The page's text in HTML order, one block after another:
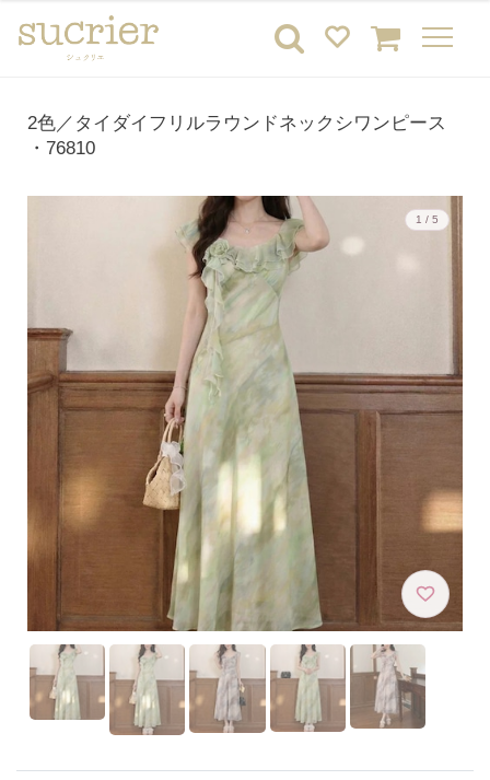
2色／タイダイフリルラウンドネックシワンピース
・76810
1 / 5